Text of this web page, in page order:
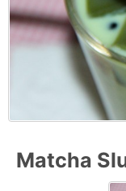
Matcha